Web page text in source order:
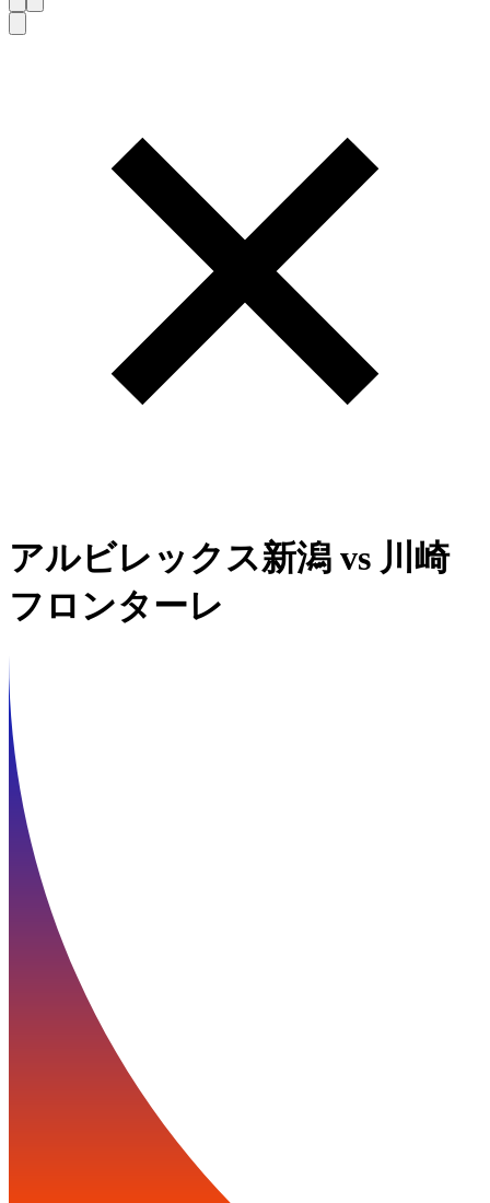
アルビレックス新潟 vs 川崎
フロンターレ